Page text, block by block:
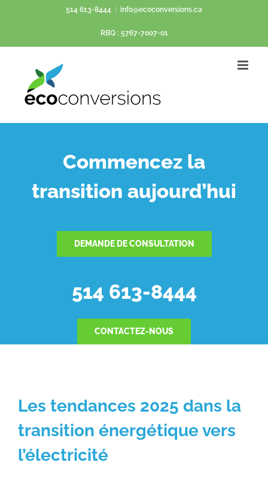
contenu
514 613-8444 info@ecoconversions.ca
RBQ : 5767-7007-01
Commencez la
transition aujourd’hui
DEMANDE DE CONSULTATION
514 613-8444
CONTACTEZ-NOUS
Les tendances 2025 dans la
transition énergétique vers
l’électricité